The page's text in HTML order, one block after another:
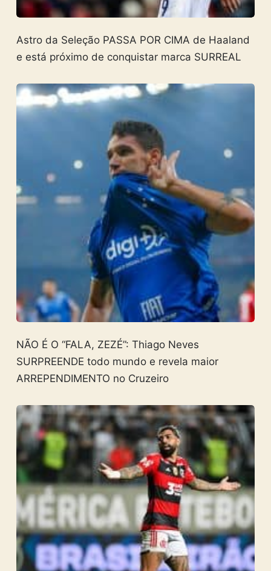
Astro da Seleção PASSA POR CIMA de Haaland
e está próximo de conquistar marca SURREAL
NÃO É O “FALA, ZEZÉ”: Thiago Neves
SURPREENDE todo mundo e revela maior
ARREPENDIMENTO no Cruzeiro